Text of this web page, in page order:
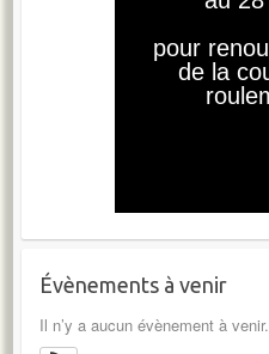
Évènements à venir
Il n’y a aucun évènement à venir.